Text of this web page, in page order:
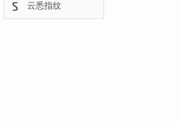
云悉指纹